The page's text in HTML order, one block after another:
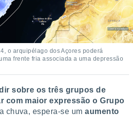
o arquipélago dos Açores poderá
frente fria associada a uma depressão
sobre os três grupos de
com maior expressão o Grupo
chuva, espera-se umaumento